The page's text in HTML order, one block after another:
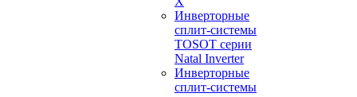
Инверторные
сплит-системы
TOSOT серии
Natal Inverter
Инверторные
сплит-системы